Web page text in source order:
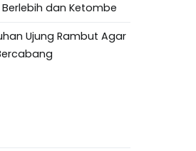
dan Ketombe
Ujung Rambut Agar